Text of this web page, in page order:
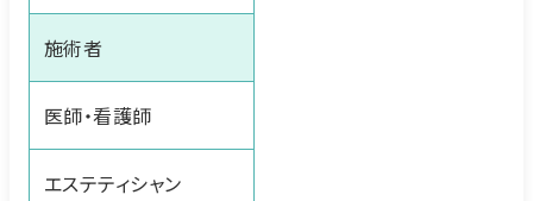
施術者
医師・看護師
エステティシャン